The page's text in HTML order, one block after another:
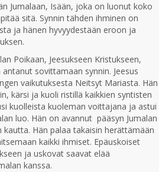
Jumalaan, Isään, joka on luonut koko
sitä. Synnin tähden ihminen on
ja hänen hyvyydestään eroon ja
Poikaan, Jeesukseen Kristukseen,
sovittamaan synnin. Jeesus
vaikutuksesta Neitsyt Mariasta. Hän
kärsi ja kuoli ristillä kaikkien syntisten
kuolleista kuoleman voittajana ja astui
luo. Hän on avannut pääsyn Jumalan
kautta. Hän palaa takaisin herättämään
kaikki ihmiset. Epäuskoiset
ja uskovat saavat elää
kanssa.